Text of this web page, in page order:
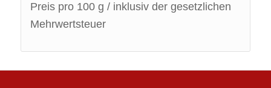
Preis pro 100 g / inklusiv der gesetzlichen
Mehrwertsteuer